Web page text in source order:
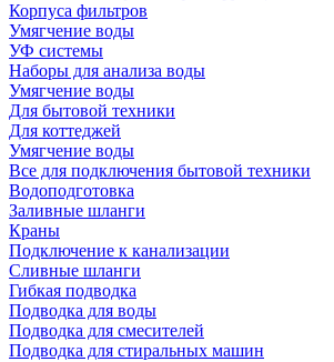
Корпуса фильтров
Умягчение воды
УФ системы
Наборы для анализа воды
Умягчение воды
Для бытовой техники
Для коттеджей
Умягчение воды
Все для подключения бытовой техники
Водоподготовка
Заливные шланги
Краны
Подключение к канализации
Сливные шланги
Гибкая подводка
Подводка для воды
Подводка для смесителей
Подводка для стиральных машин